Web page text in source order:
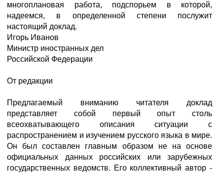
многоплановая работа, подспорьем в которой,
надеемся, в определенной степени послужит
настоящий доклад.
Игорь Иванов
Министр иностранных дел
Российской Федерации
От редакции
Предлагаемый вниманию читателя доклад
представляет собой первый опыт столь
всеохватывающего описания ситуации с
распространением и изучением русского языка в мире.
Он был составлен главным образом не на основе
официальных данных российских или зарубежных
государственных ведомств. Его коллективный автор -